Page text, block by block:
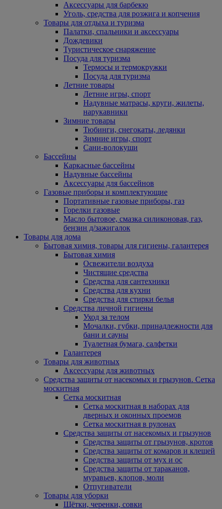
Аксессуары для барбекю
Уголь, средства для розжига и копчения
Товары для отдыха и туризма
Палатки, спальники и аксессуары
Дождевики
Туристическое снаряжение
Посуда для туризма
Термосы и термокружки
Посуда для туризма
Летние товары
Летние игры, спорт
Надувные матрасы, круги, жилеты,
нарукавники
Зимние товары
Тюбинги, снегокаты, ледянки
Зимние игры, спорт
Сани-волокуши
Бассейны
Каркасные бассейны
Надувные бассейны
Аксессуары для бассейнов
Газовые приборы и комплектующие
Портативные газовые приборы, газ
Горелки газовые
Масло бытовое, смазка силиконовая, газ,
бензин д/зажигалок
Товары для дома
Бытовая химия, товары для гигиены, галантерея
Бытовая химия
Освежители воздуха
Чистящие средства
Средства для сантехники
Средства для кухни
Средства для стирки белья
Средства личной гигиены
Уход за телом
Мочалки, губки, принадлежности для
бани и сауны
Туалетная бумага, салфетки
Галантерея
Товары для животных
Аксессуары для животных
Средства защиты от насекомых и грызунов. Сетка
москитная
Сетка москитная
Сетка москитная в наборах для
дверных и оконных проемов
Сетка москитная в рулонах
Средства защиты от насекомых и грызунов
Средства защиты от грызунов, кротов
Средства защиты от комаров и клещей
Средства защиты от мух и ос
Средства защиты от тараканов,
муравьев, клопов, моли
Отпугиватели
Товары для уборки
Щётки, черенки, совки